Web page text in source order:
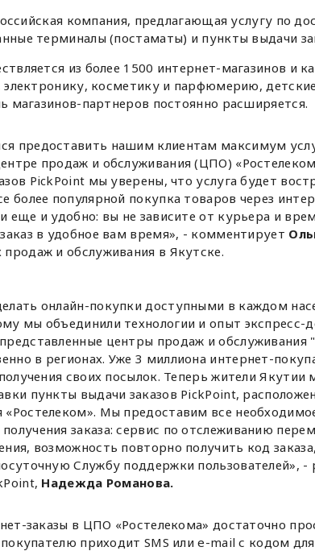
компания, предлагающая услугу по
терминалы (постаматы) и пункты выдачи
из более 1500 интернет-магазинов и
косметику и парфюмерию,
магазинов-партнеров постоянно расширяется.
предоставить нашим клиентам максимум
продаж и обслуживания (ЦПО)
PickPoint мы уверены, что услуга будет
более популярной покупка товаров через
еще и удобно: вы не зависите от курьера и
в удобное вам время», - комментирует
продаж и обслуживания в Якутске.
онлайн-покупки доступными в каждом
мы объединили технологии и опыт экспресс-
центры продаж и обслуживания
в регионах. Уже 3 миллиона интернет-
своих посылок. Теперь жители Якутии
пункты выдачи заказов PickPoint,
«Ростелеком». Мы предоставим все
заказа: сервис по отслеживанию
возможность повторно получить код
Службу поддержки пользователей», -
Надежда Романова.
заказы в ЦПО «Ростелекома» достаточно
приходит SMS или e-mail с кодом для